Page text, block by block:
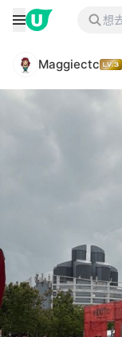
Maggiectc